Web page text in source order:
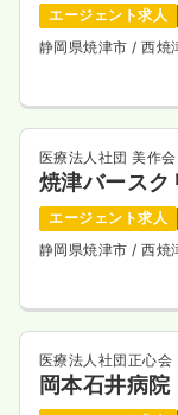
※経験5年の例
時間 8:30～17:30
気に
検診・健診正
日勤のみ（常勤
※経験2年の例
時間 8:30～17:30
エージェント求人
静岡県焼津市 / 西焼
医療法人社団 美作会
焼津バースク
エージェント求人
静岡県焼津市 / 西焼
医療法人社団正心会
岡本石井病院